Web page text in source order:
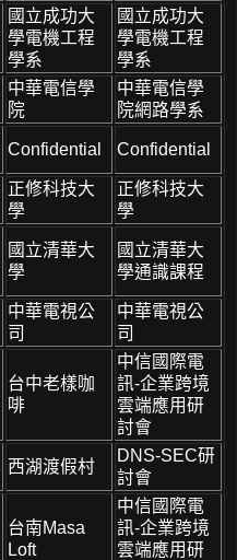
國立成功大
學電機工程
學系
國立成功大
學電機工程
學系
中華電信學
院
中華電信學
院網路學系
Confidential Confidential
正修科技大
學
正修科技大
學
國立清華大
學
國立清華大
學通識課程
中華電視公
司
中華電視公
司
台中老樣咖
啡
中信國際電
訊-企業跨境
雲端應用研
討會
西湖渡假村
DNS-SEC研
討會
台南Masa
Loft
中信國際電
訊-企業跨境
雲端應用研